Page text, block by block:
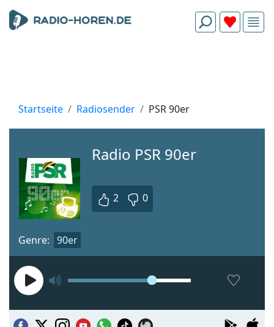
Startseite Radiosender PSR 90er
Radio PSR 90er
2 0
Genre: 90er